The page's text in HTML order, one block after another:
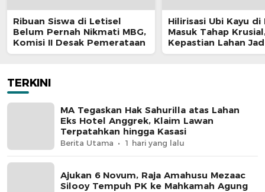
Ribuan Siswa di Letisel
Belum Pernah Nikmati MBG,
Komisi II Desak Pemerataan
Hilirisasi Ubi Kayu di
Masuk Tahap
Kepastian Lahan
Penentu
TERKINI
MA Tegaskan Hak Sahurilla atas Lahan
Eks Hotel Anggrek, Klaim Lawan
Terpatahkan hingga Kasasi
Berita Utama 1 hari yang lalu
Ajukan 6 Novum, Raja Amahusu Mezaac
Silooy Tempuh PK ke Mahkamah Agung